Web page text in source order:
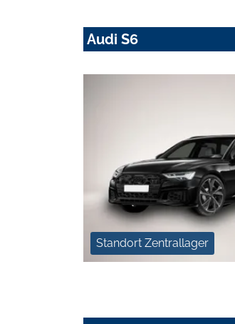
Audi S6
Standort Zentrallager